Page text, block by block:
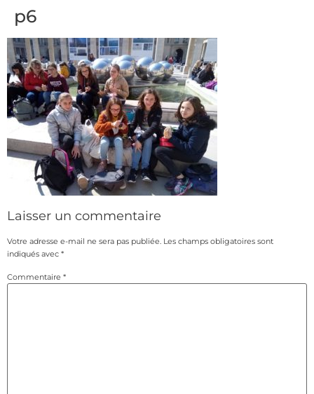
p6
Laisser un commentaire
Votre adresse e-mail ne sera pas publiée. Les champs obligatoires sont
indiqués avec *
Commentaire *